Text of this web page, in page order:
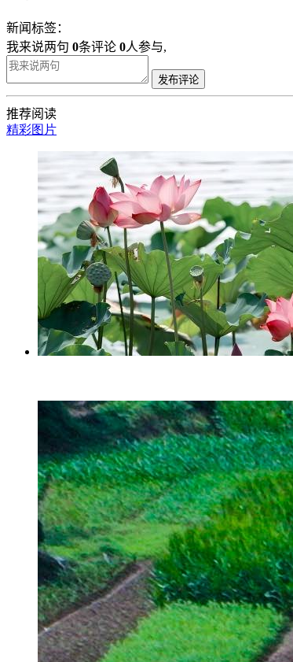
新闻标签：
我来说两句 0条评论 0人参与,
发布评论
推荐阅读